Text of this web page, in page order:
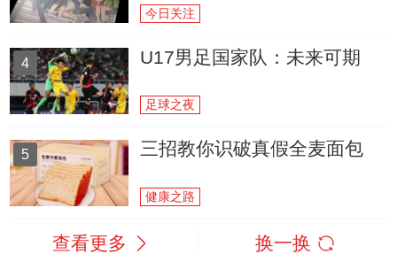
今日关注
4 U17男足国家队：未来可期
足球之夜
5 三招教你识破真假全麦面包
健康之路
查看更多 换一换